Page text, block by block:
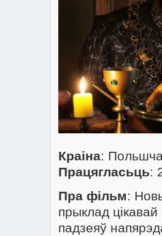
Краіна:
Працягласьць:
Пра фільм:
прыклад
падзеяў